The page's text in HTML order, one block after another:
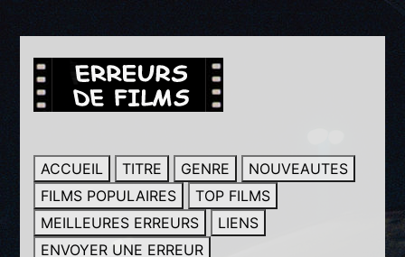
ACCUEIL TITRE GENRE
NOUVEAUTES
FILMS POPULAIRES
TOP FILMS
MEILLEURES ERREURS
LIENS
ENVOYER UNE ERREUR